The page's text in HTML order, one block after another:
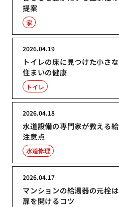
提案
家
トイレの床に見つけた小さ
住まいの健康
2026.04.19
トイレ
水道設備の専門家が教える
注意点
2026.04.18
水道修理
マンションの給湯器の元栓
扉を開けるコツ
2026.04.17